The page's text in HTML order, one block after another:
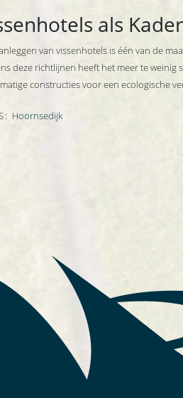
als
van vissenhotels is één van de
deze richtlijnen heeft het meer te weinig
constructies voor een ecologische
Hoornsedijk